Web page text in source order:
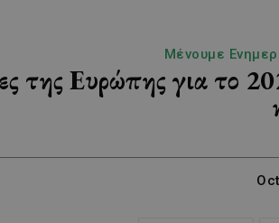
Μένουμε
της Ευρώπης για το